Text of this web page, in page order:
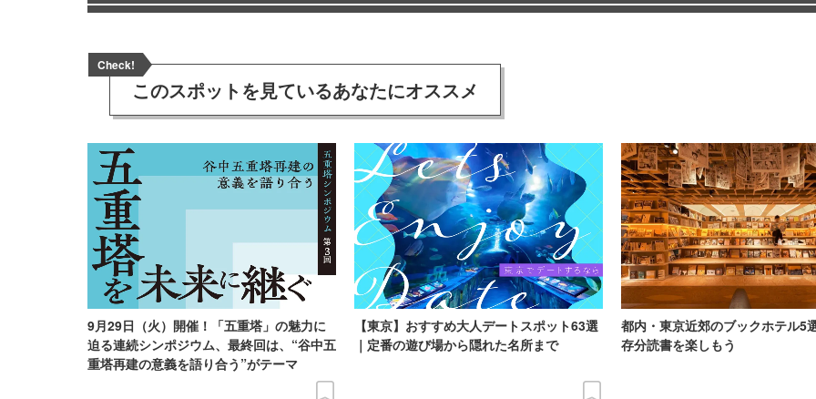
Check!
このスポットを見ているあなたにオススメ
9月29日（火）開催！「五重塔」の魅力に
迫る連続シンポジウム、最終回は、“谷中五
重塔再建の意義を語り合う”がテーマ
【東京】おすすめ大人デートスポット63選
｜定番の遊び場から隠れた名所まで
都内・東京近郊のブックホテル5
存分読書を楽しもう